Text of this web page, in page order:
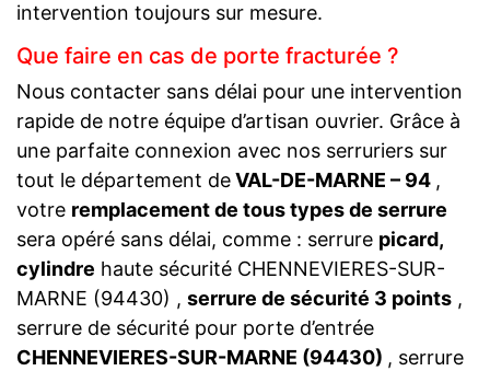
intervention toujours sur mesure.
Que faire en cas de porte fracturée ?
Nous contacter sans délai pour une intervention
rapide de notre équipe d’artisan ouvrier. Grâce à
une parfaite connexion avec nos serruriers sur
tout le département deVAL-DE-MARNE – 94 ,
votre remplacement de tous types de serrure
sera opéré sans délai, comme : serrure picard,
cylindre haute sécurité CHENNEVIERES-SUR-
MARNE (94430) , serrure de sécurité 3 points ,
serrure de sécurité pour porte d’entrée
CHENNEVIERES-SUR-MARNE (94430) , serrure